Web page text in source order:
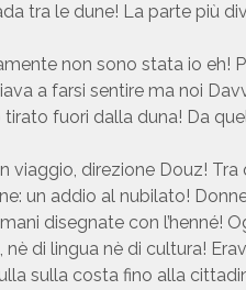
tra le dune! La parte più
non sono stata io eh!
a farsi sentire ma noi
fuori dalla duna! Da
direzione Douz!
un addio al nubilato!
disegnate con l’henné!
di lingua nè di cultura!
sulla costa fino alla